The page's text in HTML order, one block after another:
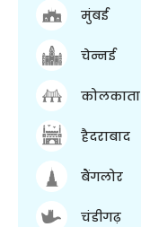
मुंबई
चेन्नई
कोलकाता
हैदराबाद
बैंगलोर
चंडीगढ़